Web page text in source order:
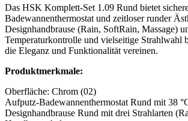
Das HSK Komplett-Set 1.09 Rund bietet
Badewannenthermostat und zeitloser runder
Designhandbrause (Rain, SoftRain, Massage)
Temperaturkontrolle und vielseitige Strahlwahl
die Eleganz und Funktionalität vereinen.
Produktmerkmale:
Oberfläche: Chrom (02)
Aufputz-Badewannenthermostat Rund mit 38
Designhandbrause Rund mit drei Strahlarten